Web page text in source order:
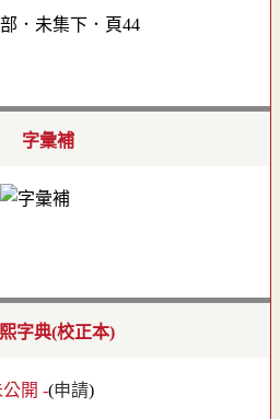
．未集下．頁44
字彙補
字典(校正本)
公開 -(申請)